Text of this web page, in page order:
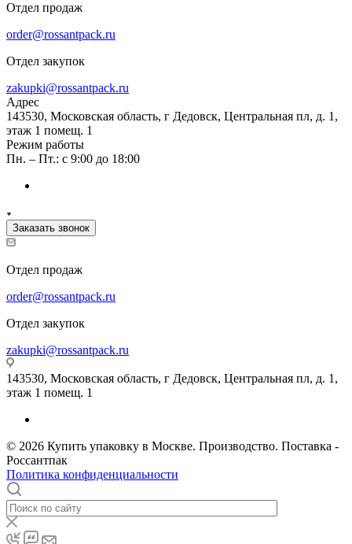
Отдел продаж
order@rossantpack.ru
Отдел закупок
zakupki@rossantpack.ru
Адрес
143530, Московская область, г Дедовск, Центральная пл, д. 1,
этаж 1 помещ. 1
Режим работы
Пн. – Пт.: с 9:00 до 18:00
Заказать звонок
Отдел продаж
order@rossantpack.ru
Отдел закупок
zakupki@rossantpack.ru
143530, Московская область, г Дедовск, Центральная пл, д. 1,
этаж 1 помещ. 1
© 2026 Купить упаковку в Москве. Производство. Поставка -
Россантпак
Политика конфиденциальности